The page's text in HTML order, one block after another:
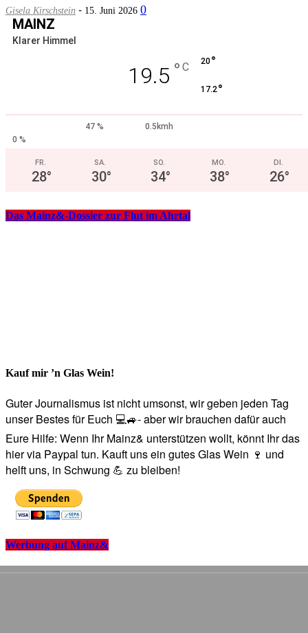
Gisela Kirschstein - 15. Juni 2026 0
MAINZ
Klarer Himmel
19.5 ° C 20°
17.2°
47 %
0.5kmh
0 %
FR.
28°
SA.
30°
SO.
34°
MO.
38°
DI.
26°
Das Mainz&-Dossier zur Flut im Ahrtal
Kauf mir ’n Glas Wein!
Guter Journalismus ist nicht umsonst, wir geben jeden Tag
unser Bestes für Euch 💻🚙- aber wir brauchen dafür auch
Eure Hilfe: Wenn Ihr Mainz& unterstützen wollt, könnt Ihr das
hier via Paypal tun. Kauft uns ein gutes Glas Wein 🍷 und
helft uns, in Schwung 💪 zu bleiben!
Werbung auf Mainz&